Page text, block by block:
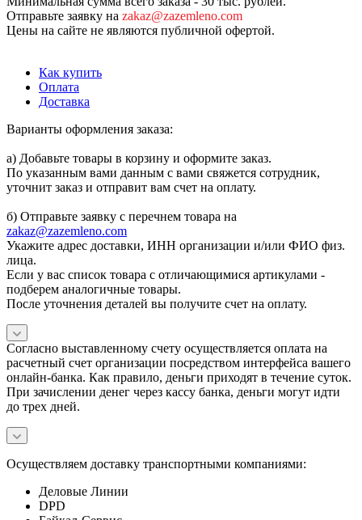
Отправьте заявку на zakaz@zazemleno.com
Цены на сайте не являются публичной офертой.
Как купить
Оплата
Доставка
Варианты оформления заказа:
а) Добавьте товары в корзину и оформите заказ.
По указанным вами данным с вами свяжется сотрудник,
уточнит заказ и отправит вам счет на оплату.
б) Отправьте заявку с перечнем товара на
zakaz@zazemleno.com
Укажите адрес доставки, ИНН организации и/или ФИО физ.
лица.
Если у вас список товара с отличающимися артикулами -
подберем аналогичные товары.
После уточнения деталей вы получите счет на оплату.
Согласно выставленному счету осуществляется оплата на
расчетный счет организации посредством интерфейса вашего
онлайн-банка. Как правило, деньги приходят в течение суток.
При зачислении денег через кассу банка, деньги могут идти
до трех дней.
Осуществляем доставку транспортными компаниями:
Деловые Линии
DPD